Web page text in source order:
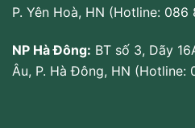
P. Yên Hoà, HN (Hotline: 086
NP Hà Đông: BT số 3, Dãy
Âu, P. Hà Đông, HN (Hotline: